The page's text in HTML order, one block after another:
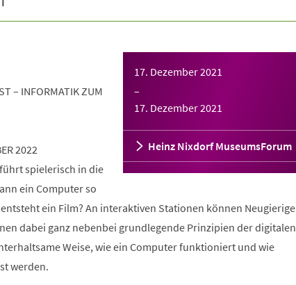
17. Dezember 2021
–
17. Dezember 2021
Heinz Nixdorf MuseumsForum
– INFORMATIK ZUM
2022
spielerisch in die
ein Computer so
ein Film? An interaktiven Stationen können Neugierige
dabei ganz nebenbei grundlegende Prinzipien der digitalen
Weise, wie ein Computer funktioniert und wie
werden.